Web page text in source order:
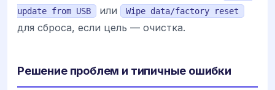
update from USB
или Wipe data/factory reset
для сброса, если цель — очистка.
Решение проблем и типичные ошибки